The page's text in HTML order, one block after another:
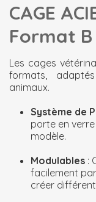
CAGE
Format B
Les cages
formats,
animaux.
Système de
porte en
modèle.
Modulables :
facilement
créer